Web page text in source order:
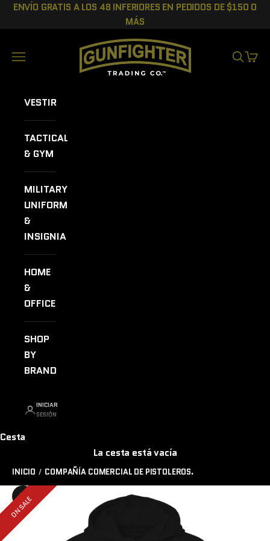
Ir al contenido
ENVÍO GRATIS A LOS 48 INFERIORES EN PEDIDOS DE $150 O
MÁS
GUNFIGHTER TRADING CO.
Menú
BUSCAR
VESTIR
TACTICAL
& GYM
MILITARY
UNIFORMS
&
INSIGNIA
HOME
&
OFFICE
SHOP
BY
BRAND
INICIAR
SESIÓN
Cesta
La cesta está vacía
INICIO COMPAÑÍA COMERCIAL DE PISTOLEROS.
Zoom
ON SALE